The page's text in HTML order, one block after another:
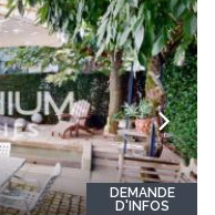
DEMANDE
D'INFOS